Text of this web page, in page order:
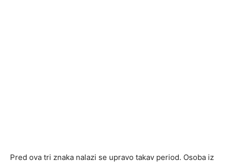
Pred ova tri znaka nalazi se upravo takav period. Osoba iz